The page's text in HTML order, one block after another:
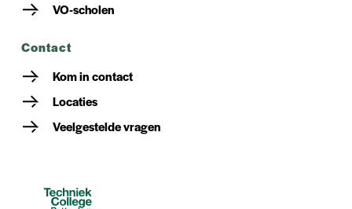
VO-scholen
contact
Kom in contact
Locaties
Veelgestelde vragen